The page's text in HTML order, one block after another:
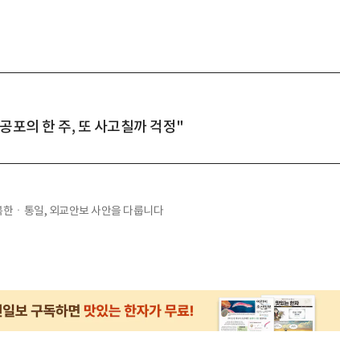
포의 한 주, 또 사고칠까 걱정"
한ㆍ통일, 외교안보 사안을 다룹니다